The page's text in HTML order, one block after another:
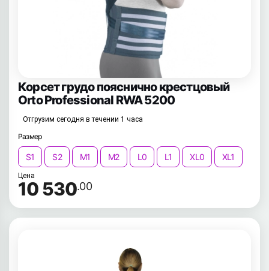
Корсет грудо пояснично крестцовый
Orto Professional RWA 5200
Отгрузим сегодня в течении 1 часа
Размер
S1 S2 M1 M2 L0 L1 XL0 XL1
Цена
10 530.00